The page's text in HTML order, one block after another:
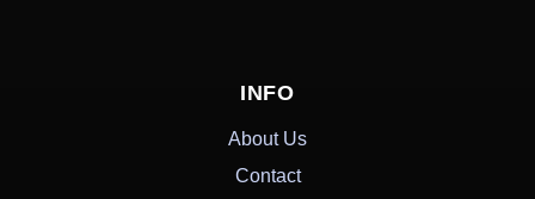
INFO
About Us
Contact